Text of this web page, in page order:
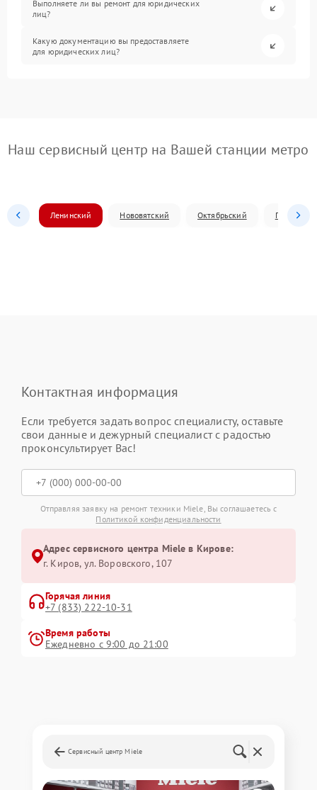
Выполняете ли вы ремонт для юридических
лиц?
Какую документацию вы предоставляете
для юридических лиц?
Наш сервисный центр на Вашей станции метро
Ленинский Нововятский Октябрьский
Контактная информация
Если требуется задать вопрос специалисту, оставьте
свои данные и дежурный специалист с радостью
проконсультирует Вас!
Отправляя заявку на ремонт техники Miele, Вы соглашаетесь с
Политикой конфиденциальности
Адрес сервисного центра Miele в Кирове:
г. Киров, ул. Воровского, 107
Горячая линия
+7 (833) 222-10-31
Время работы
Ежедневно с 9:00 до 21:00
Сервисный центр Miele